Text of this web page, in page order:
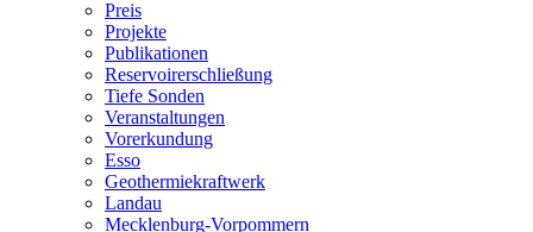
Preis
Projekte
Publikationen
Reservoirerschließung
Tiefe Sonden
Veranstaltungen
Vorerkundung
Esso
Geothermiekraftwerk
Landau
Mecklenburg-Vorpommern